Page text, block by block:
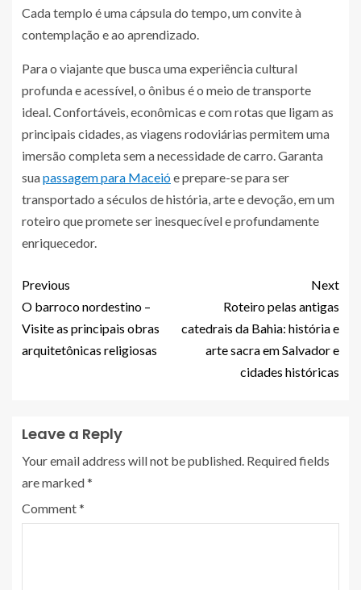
Cada templo é uma cápsula do tempo, um convite à
contemplação e ao aprendizado.
Para o viajante que busca uma experiência cultural
profunda e acessível, o ônibus é o meio de transporte
ideal. Confortáveis, econômicas e com rotas que ligam as
principais cidades, as viagens rodoviárias permitem uma
imersão completa sem a necessidade de carro. Garanta
suapassagem para Maceióe prepare-se para ser
transportado a séculos de história, arte e devoção, em um
roteiro que promete ser inesquecível e profundamente
enriquecedor.
Previous
O barroco nordestino –
Visite as principais obras
arquitetônicas religiosas
Next
Roteiro pelas antigas
catedrais da Bahia: história e
arte sacra em Salvador e
cidades históricas
Leave a Reply
Your email address will not be published. Required fields
are marked*
Comment*